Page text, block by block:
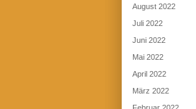
August 2022
Juli 2022
Juni 2022
Mai 2022
April 2022
März 2022